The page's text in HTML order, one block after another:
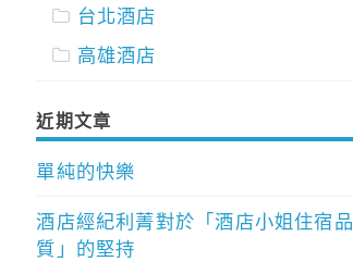
台北酒店
高雄酒店
近期文章
單純的快樂
酒店經紀利菁對於「酒店小姐住宿品
質」的堅持